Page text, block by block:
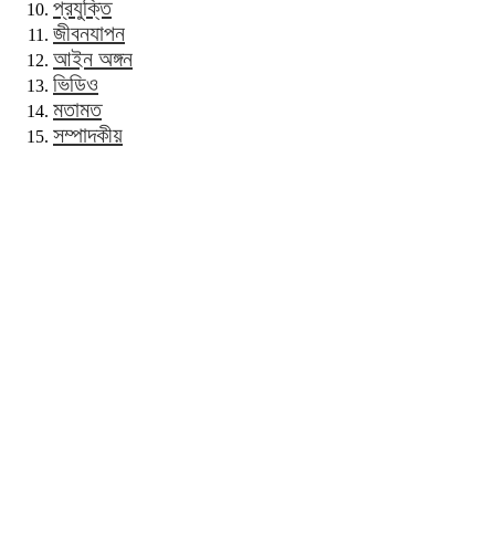
প্রযুক্তি
জীবনযাপন
আইন অঙ্গন
ভিডিও
মতামত
সম্পাদকীয়